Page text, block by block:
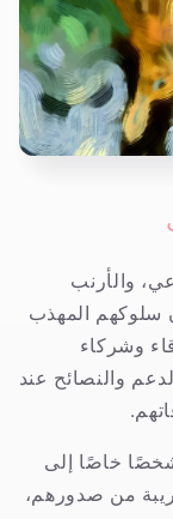
والأرنب
سلوكهم المهذب
وشركاء
والنصائح عند
خاصًا إلى
من صدورهم،